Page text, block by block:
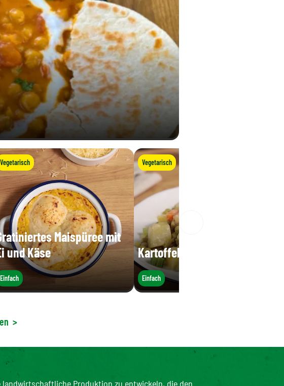
Vegetarisch
Maispüree mit
und Käse
Einfach
Vegetarisch
Kartoffelsalat
Einfach
>
Produktion zu entwickeln, die den